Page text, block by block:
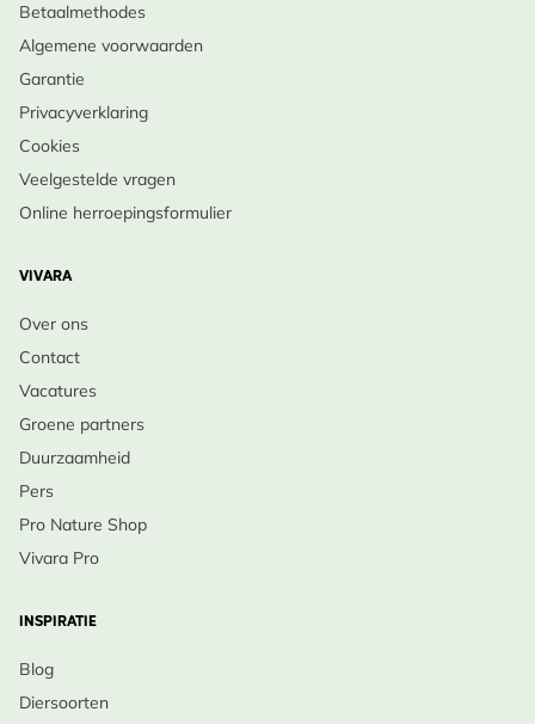
Verzorging:
•
Wanneer te planten
periodes.
•
Bodem & Licht
voedselrijk.
• Onderhoud
: Dode bloemstengels verwijderen
•Winteroverleving
•Levensduur
Haal een romantische pastelsfeer in huis met
Duizendblad ‘Vintage roze’ – Bestel nu!
Plukmaanden
Betaalmethodes
Algemene voorwaarden
Garantie
Privacyverklaring
Cookies
Veelgestelde vragen
Online herroepingsformulier
VIVARA
Over ons
Contact
Vacatures
Groene partners
Duurzaamheid
Pers
Pro Nature Shop
Vivara Pro
INSPIRATIE
Blog
Diersoorten